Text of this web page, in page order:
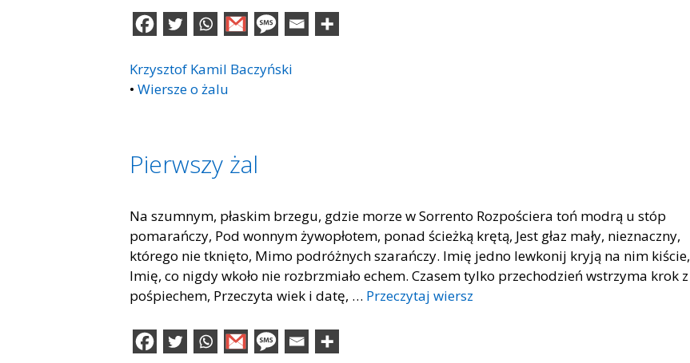
Krzysztof Kamil Baczyński
• Wiersze o żalu
Pierwszy żal
Na szumnym, płaskim brzegu, gdzie morze w Sorrento Rozpościera toń modrą u stóp
pomarańczy, Pod wonnym żywopłotem, ponad ścieżką krętą, Jest głaz mały, nieznaczny,
którego nie tknięto, Mimo podróżnych szarańczy. Imię jedno lewkonij kryją na nim kiście,
Imię, co nigdy wkoło nie rozbrzmiało echem. Czasem tylko przechodzień wstrzyma krok z
pośpiechem, Przeczyta wiek i datę, … Przeczytaj wiersz